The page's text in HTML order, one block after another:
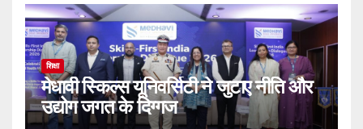
शिक्षा
मेधावी स्किल्स यूनिवर्सिटी ने जुटाए नीति और
उद्योग जगत के दिग्गज